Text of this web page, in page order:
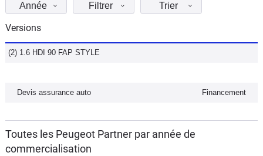
Electriques
Utilitaires
Auto
Services
Forum
Année Filtrer Trier
Versions
(2) 1.6 HDI 90 FAP STYLE
Devis assurance auto Financement
Toutes les Peugeot Partner par année de
commercialisation